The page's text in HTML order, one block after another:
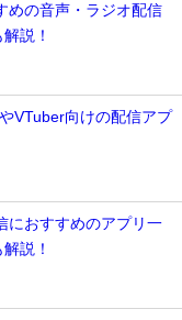
めの音声・ラジオ配信
説！
VTuber向けの配信アプ
におすすめのアプリ一
説！